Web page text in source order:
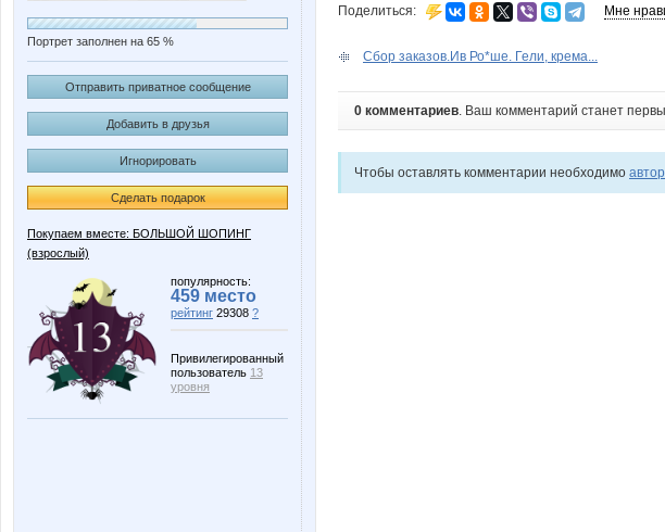
Портрет заполнен на 65 %
Отправить приватное сообщение
Добавить в друзья
Игнорировать
Сделать подарок
Покупаем вместе: БОЛЬШОЙ ШОПИНГ
(взрослый)
популярность:
459 место
рейтинг 29308 ?
Привилегированный
пользователь 13
уровня
Поделиться: Мне
Сбор заказов.Ив Ро*ше. Гели, крема...
0 комментариев. Ваш комментарий станет
Чтобы оставлять комментарии необходимо